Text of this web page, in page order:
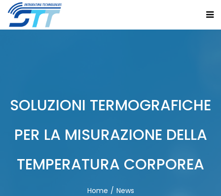
SOLUZIONI TERMOGRAFICHE
PER LA MISURAZIONE DELLA
TEMPERATURA CORPOREA
Home
News